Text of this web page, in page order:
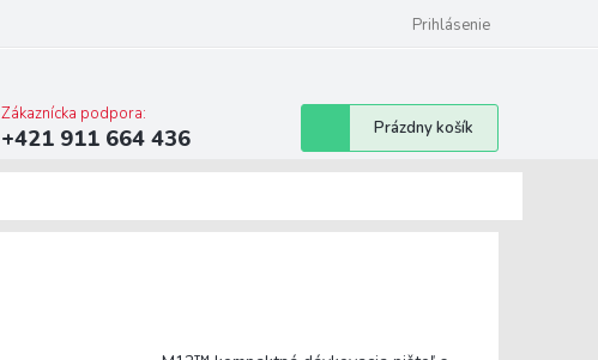
Prihlásenie
Zákaznícka podpora:
+421 911 664 436
Nákupný
košík
Prázdny košík